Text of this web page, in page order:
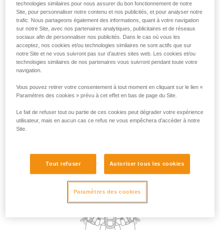
Du point de vue réglementaire, c’est la certification EN 358
qui couvre l’utilisation des points d’attache en retenue.
Cependant, en l’absence de risque de chute et donc de
suspension dans le harnais, dans la pratique, n’importe quel
point d’attache du harnais peut être utilisé pour la retenue.
Le choix du point d’attache utilisé pour la retenue peut être
exemple, préférer un point dorsal pour que la longe ne se
technologies similaires pour nous assurer du bon fonctionnement de notre
Site, pour personnaliser notre contenu et nos publicités, et pour analyser notre
trafic. Nous partageons également des informations, quant à votre navigation
sur notre Site, avec nos partenaires analytiques, publicitaires et de réseaux
sociaux afin de personnaliser nos publicités. Dans le cas où vous les
acceptez, nos cookies et/ou technologies similaires ne sont actifs que sur
notre Site et ne vous suivront pas sur d’autres sites web. Les cookies et/ou
technologies similaires de nos partenaires vous suivront pendant toute votre
navigation.
Vous pouvez retirer votre consentement à tout moment en cliquant sur le lien «
Paramètres des cookies » prévu à cet effet en bas de page du Site.
Le fait de refuser tout ou partie de ces cookies peut dégrader votre expérience
utilisateur, mais en aucun cas ce refus ne vous empêchera d’accéder à notre
Site.
Tout refuser Autoriser tous les cookies
Paramètres des cookies